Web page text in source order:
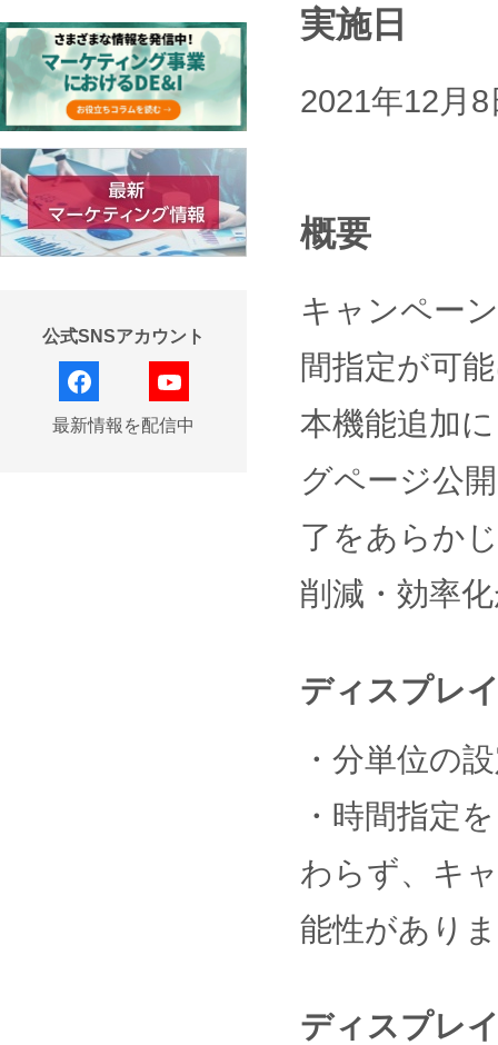
公式SNSアカウント
facebook
最新情報を配信中
実施日
2021年12月
概要
キャンペー
間指定が可
本機能追加
グページ公
了をあらか
削減・効率
ディスプレ
・分単位の
・時間指定
わらず、キ
能性があり
ディスプレ